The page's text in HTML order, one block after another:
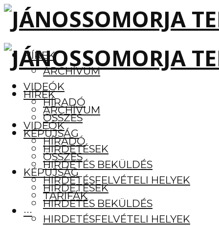
HÍREK
ARCHÍVUM
VIDEÓK
HÍRADÓ
ÖSSZES
KÉPÚJSÁG
HIRDETÉSEK
HIRDETÉS BEKÜLDÉS
HIRDETÉSFELVÉTELI HELYEK
TARIFÁK
···
HÍREK
ARCHÍVUM
VIDEÓK
HÍRADÓ
ÖSSZES
KÉPÚJSÁG
HIRDETÉSEK
HIRDETÉS BEKÜLDÉS
HIRDETÉSFELVÉTELI HELYEK